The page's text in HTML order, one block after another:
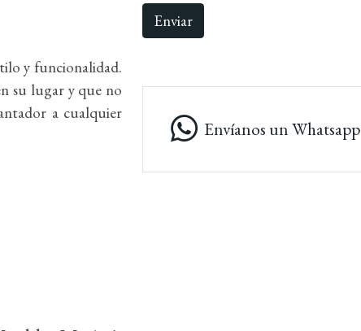
y funcionalidad.
su lugar y que no
a cualquier
Enviar
Envíanos un Whatsapp